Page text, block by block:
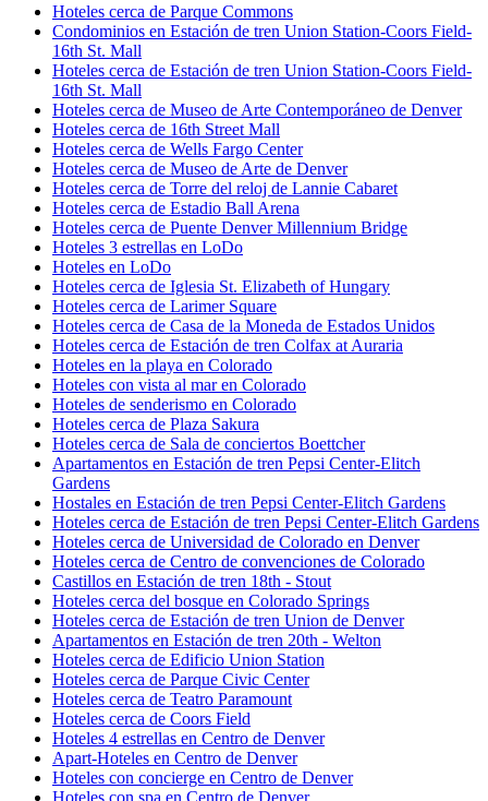
Hoteles cerca de Parque Commons
Condominios en Estación de tren Union Station-Coors Field-
16th St. Mall
Hoteles cerca de Estación de tren Union Station-Coors Field-
16th St. Mall
Hoteles cerca de Museo de Arte Contemporáneo de Denver
Hoteles cerca de 16th Street Mall
Hoteles cerca de Wells Fargo Center
Hoteles cerca de Museo de Arte de Denver
Hoteles cerca de Torre del reloj de Lannie Cabaret
Hoteles cerca de Estadio Ball Arena
Hoteles cerca de Puente Denver Millennium Bridge
Hoteles 3 estrellas en LoDo
Hoteles en LoDo
Hoteles cerca de Iglesia St. Elizabeth of Hungary
Hoteles cerca de Larimer Square
Hoteles cerca de Casa de la Moneda de Estados Unidos
Hoteles cerca de Estación de tren Colfax at Auraria
Hoteles en la playa en Colorado
Hoteles con vista al mar en Colorado
Hoteles de senderismo en Colorado
Hoteles cerca de Plaza Sakura
Hoteles cerca de Sala de conciertos Boettcher
Apartamentos en Estación de tren Pepsi Center-Elitch
Gardens
Hostales en Estación de tren Pepsi Center-Elitch Gardens
Hoteles cerca de Estación de tren Pepsi Center-Elitch Gardens
Hoteles cerca de Universidad de Colorado en Denver
Hoteles cerca de Centro de convenciones de Colorado
Castillos en Estación de tren 18th - Stout
Hoteles cerca del bosque en Colorado Springs
Hoteles cerca de Estación de tren Union de Denver
Apartamentos en Estación de tren 20th - Welton
Hoteles cerca de Edificio Union Station
Hoteles cerca de Parque Civic Center
Hoteles cerca de Teatro Paramount
Hoteles cerca de Coors Field
Hoteles 4 estrellas en Centro de Denver
Apart-Hoteles en Centro de Denver
Hoteles con concierge en Centro de Denver
Hoteles con spa en Centro de Denver